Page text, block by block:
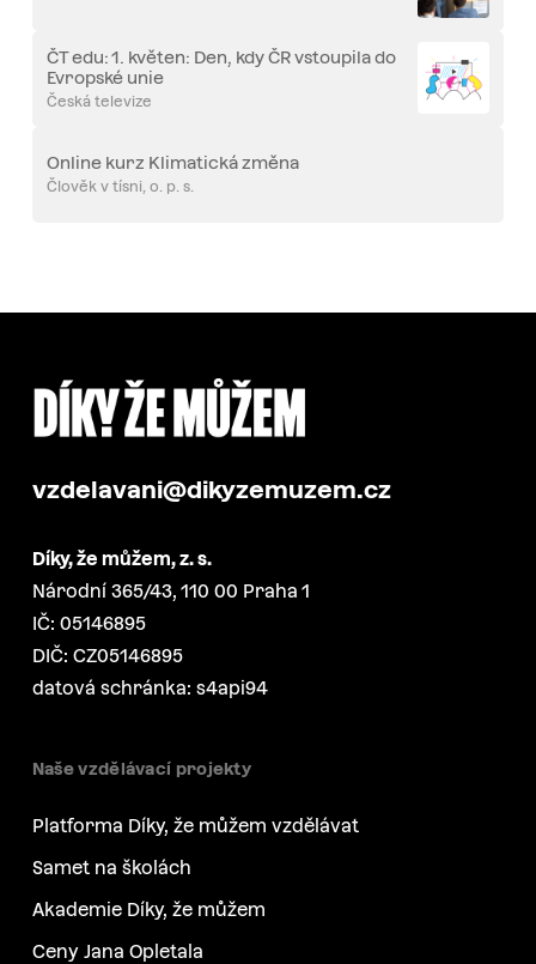
ČT edu: 1. květen: Den, kdy ČR vstoupila do
Evropské unie
Česká televize
Online kurz Klimatická změna
Člověk v tísni, o. p. s.
vzdelavani@dikyzemuzem.cz
Díky, že můžem, z. s.
Národní 365/43, 110 00 Praha 1
IČ: 05146895
DIČ: CZ05146895
datová schránka: s4api94
Naše vzdělávací projekty
Platforma Díky, že můžem vzdělávat
Samet na školách
Akademie Díky, že můžem
Ceny Jana Opletala